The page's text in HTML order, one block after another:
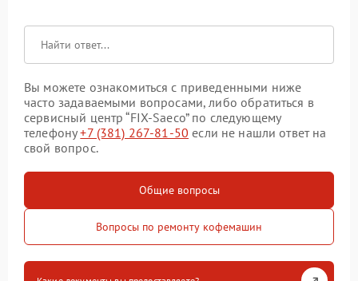
Вы можете ознакомиться с приведенными ниже
часто задаваемыми вопросами, либо обратиться в
сервисный центр “FIX-Saeco” по следующему
телефону+7 (381) 267-81-50 если не нашли ответ на
свой вопрос.
Общие вопросы
Вопросы по ремонту кофемашин